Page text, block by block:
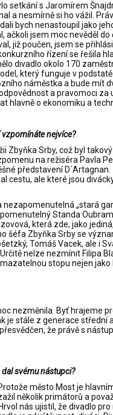
setkání s Jaromírem
a nesmírně si ho vážil.
bych nenastoupil jako
jsem moc nevěděl do
již poučen, jsem se
řízení se řešila
divadlo okolo 170
který funguje v
náměstka a bude mít
a pravomoci za
hlavně o ekonomiku a
nejvíce?
Zbyňka Srby, což byl
na režiséra Pavla
představení
cestu, ale které jsou
„stará
Standa
která zde, jako
šéfa Zbyňka Srby se
Tomáš Vacek, ale i
nelze nezmínit Filipa
stopu nejen jako
nezměnila. Byť hrajeme
je stále z generace střední
že právě s
svému nástupci?
město Most je
několik primátorů a
nás ujistil, že divadlo